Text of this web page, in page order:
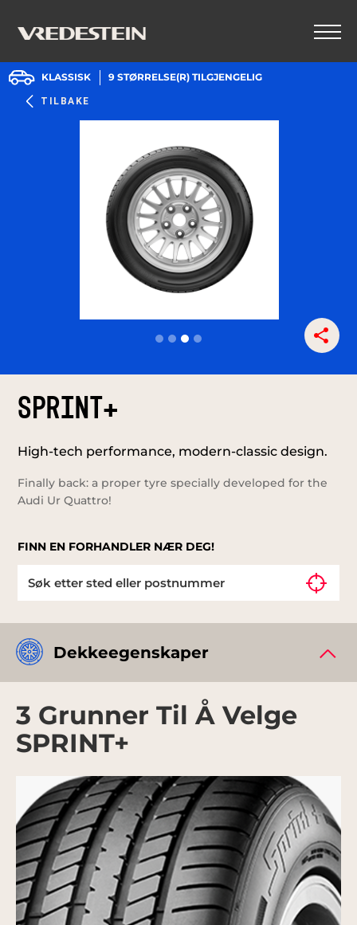
TILBAKE
KLASSISK 9 STØRRELSE(R) TILGJENGELIG
SPRINT+
High-tech performance, modern-classic design.
Finally back: a proper tyre specially developed for the
Audi Ur Quattro!
FINN EN FORHANDLER NÆR DEG!
Dekkeegenskaper
3 Grunner Til Å Velge
SPRINT+